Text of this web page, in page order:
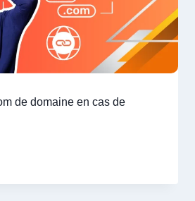
de domaine en cas de